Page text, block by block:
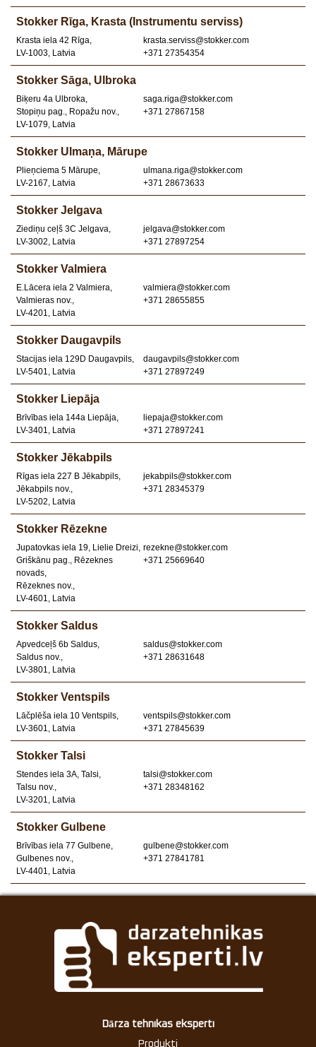
Stokker Rīga, Krasta (Instrumentu serviss)
Krasta iela 42 Rīga,
LV-1003, Latvia
krasta.serviss@stokker.com
+371 27354354
Stokker Sāga, Ulbroka
Biķeru 4a Ulbroka,
Stopiņu pag., Ropažu nov.,
LV-1079, Latvia
saga.riga@stokker.com
+371 27867158
Stokker Ulmaņa, Mārupe
Plieņciema 5 Mārupe,
LV-2167, Latvia
ulmana.riga@stokker.com
+371 28673633
Stokker Jelgava
Ziediņu ceļš 3C Jelgava,
LV-3002, Latvia
jelgava@stokker.com
+371 27897254
Stokker Valmiera
E.Lācera iela 2 Valmiera,
Valmieras nov.,
LV-4201, Latvia
valmiera@stokker.com
+371 28655855
Stokker Daugavpils
Stacijas iela 129D Daugavpils,
LV-5401, Latvia
daugavpils@stokker.com
+371 27897249
Stokker Liepāja
Brīvības iela 144a Liepāja,
LV-3401, Latvia
liepaja@stokker.com
+371 27897241
Stokker Jēkabpils
Rīgas iela 227 B Jēkabpils,
Jēkabpils nov.,
LV-5202, Latvia
jekabpils@stokker.com
+371 28345379
Stokker Rēzekne
Jupatovkas iela 19, Lielie Dreizi,
Griškānu pag., Rēzeknes
novads,
Rēzeknes nov.,
LV-4601, Latvia
rezekne@stokker.com
+371 25669640
Stokker Saldus
Apvedceļš 6b Saldus,
Saldus nov.,
LV-3801, Latvia
saldus@stokker.com
+371 28631648
Stokker Ventspils
Lāčplēša iela 10 Ventspils,
LV-3601, Latvia
ventspils@stokker.com
+371 27845639
Stokker Talsi
Stendes iela 3A, Talsi,
Talsu nov.,
LV-3201, Latvia
talsi@stokker.com
+371 28348162
Stokker Gulbene
Brīvības iela 77 Gulbene,
Gulbenes nov.,
LV-4401, Latvia
gulbene@stokker.com
+371 27841781
Dārza tehnikas eksperti
Produkti